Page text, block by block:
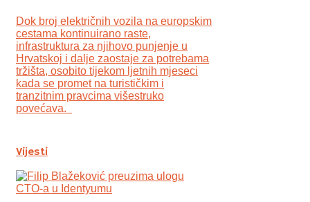
Dok broj električnih vozila na europskim
cestama kontinuirano raste,
infrastruktura za njihovo punjenje u
Hrvatskoj i dalje zaostaje za potrebama
tržišta, osobito tijekom ljetnih mjeseci
kada se promet na turističkim i
tranzitnim pravcima višestruko
povećava.
Vijesti